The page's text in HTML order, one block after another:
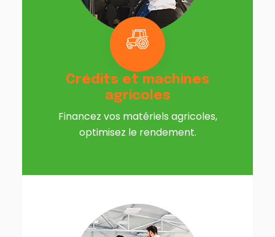
Crédits et machines
agricoles
Financez vos matériels agricoles,
optimisez le rendement.